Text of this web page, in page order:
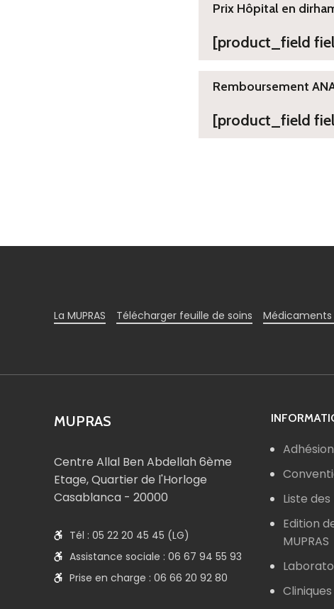
Prix Hôpital en
[product_field
Remboursement
[product_field
La MUPRAS Télécharger feuille de soins
MUPRAS
Centre Allal Ben Abdellah 6ème
Etage, Quartier de l'Horloge
Casablanca - 20000
Tél : 05 22 20 45 45 (LG)
Assistance sociale : 06 67 94 55 93
Prise en charge : 06 66 20 92 80
Liste
Edition
MUPRAS